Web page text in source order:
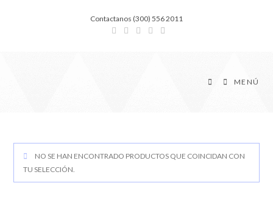
Contactanos (300) 556 2011
MENÚ
NO SE HAN ENCONTRADO PRODUCTOS QUE COINCIDAN CON
TU SELECCIÓN.